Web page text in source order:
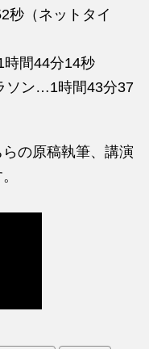
秒（ネットタイ
間44分14秒
ソン…1時間43分37
らの原稿執筆、講演